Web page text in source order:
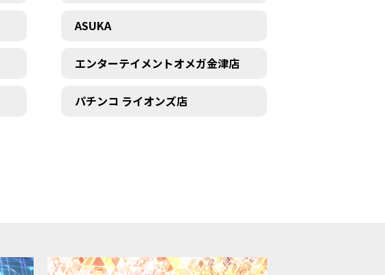
ASUKA
エンターテイメントオメガ金津店
パチンコ ライオンズ店